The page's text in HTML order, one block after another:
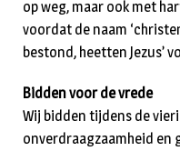
op weg, maar ook met
voordat de naam
bestond, heetten Jezus’
Bidden voor de vrede
Wij bidden tijdens de
onverdraagzaamheid en